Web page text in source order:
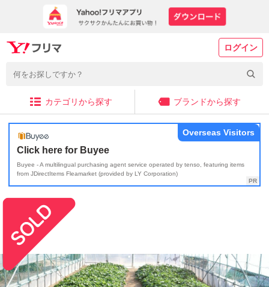
ログイン
カテゴリから探す ブランドから探す
Click here for Buyee
Buyee - A multilingual purchasing agent service operated by tenso, featuring items
from JDirectItems Fleamarket (provided by LY Corporation)
Overseas Visitors